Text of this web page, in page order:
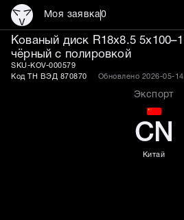
Моя заявка0
Кованый диск
Кованый диск R18x8.5
чёрный с полировкой
SKU-KOV-000579
Код ТН ВЭД 870870
Обновлено 2026-05-14
Экспорт
CN
Китай